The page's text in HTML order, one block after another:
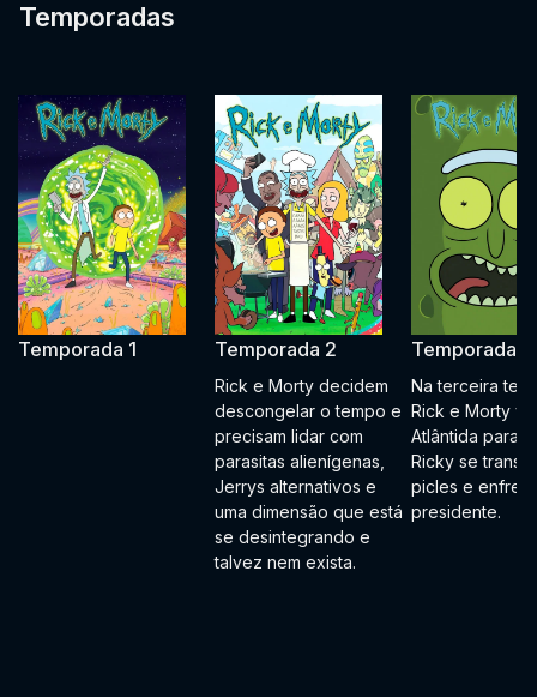
Temporadas
Temporada 1 Temporada 2
Rick e Morty decidem
descongelar o tempo e
precisam lidar com
parasitas alienígenas,
Jerrys alternativos e
uma dimensão que está
se desintegrando e
talvez nem exista.
Temporada 3
Na terceira
Rick e Morty
Atlântida para
Ricky se
picles e
presidente.